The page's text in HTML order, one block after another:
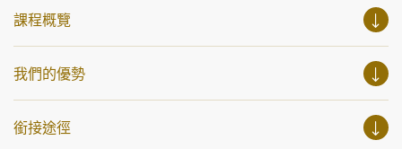
坊、體驗課堂和豐富資訊講座。萬勿錯過是次活動，記得把
圖！
課程概覽
我們的優勢
銜接途徑